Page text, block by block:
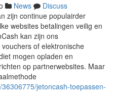
News
Discuss
zijn continue populairder
websites betalingen veilig en
kan zijn ons
of elektronische
mogen opladen en
op partnerwebsites. Maar
jetoncash-toepassen-